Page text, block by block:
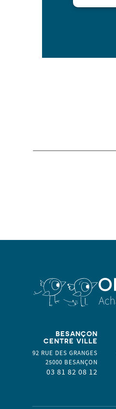
BESANÇON
CENTRE VILLE
92 RUE DES GRANGES
25000 BESANÇON
03 81 82 08 12